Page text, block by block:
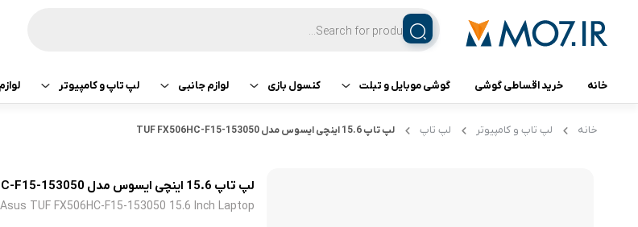
خانه خرید اقساطی گوشی گوشی موبایل و تبلت
تبلت تبلت اپل
تبلت لنوو
کنسول بازی
کنسول بازی سونی
لوازم جانبی
هدفون و هندزفری
لپ تاپ و کامپیوتر
کامپیوتر
خانه لپ تاپ و کامپیوتر لپ تاپ لپ تاپ 15.6 اینچی ایسوس مدل TUF FX506HC-F15-153050
لپ تاپ 15.6 اینچی ایسوس مدل TUF FX506HC-F15-153050
Asus TUF FX506HC-F15-153050 15.6 Inch Laptop